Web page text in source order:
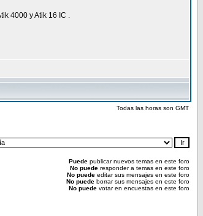
4000 y Atik 16 IC .
Todas las horas son GMT
Puede publicar nuevos temas en este foro
No puede responder a temas en este foro
No puede editar sus mensajes en este foro
No puede borrar sus mensajes en este foro
No puede votar en encuestas en este foro